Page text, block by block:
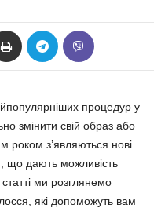
процедур у
змінити свій образ або
роком з’являються нові
, що дають можливість
статті ми розглянемо
які допоможуть вам